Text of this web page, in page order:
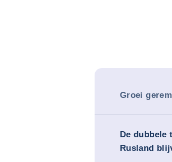
Groei
De dubbele
Rusland